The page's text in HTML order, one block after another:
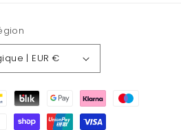
Belgique | EUR €